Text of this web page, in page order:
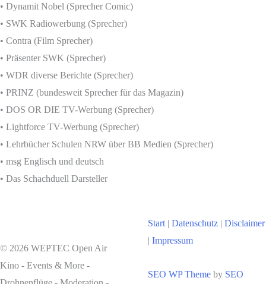
• Dynamit Nobel (Sprecher Comic)
• SWK Radiowerbung (Sprecher)
• Contra (Film Sprecher)
• Präsenter SWK (Sprecher)
• WDR diverse Berichte (Sprecher)
• PRINZ (bundesweit Sprecher für das Magazin)
• DOS OR DIE TV-Werbung (Sprecher)
• Lightforce TV-Werbung (Sprecher)
• Lehrbücher Schulen NRW über BB Medien (Sprecher)
• msg Englisch und deutsch
• Das Schachduell Darsteller
© 2026 WEPTEC Open Air
Kino - Events & More -
Start | Datenschutz | Disclaimer
| Impressum
SEO WP Theme by SEO